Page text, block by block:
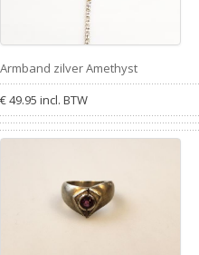
Armband zilver Amethyst
€ 49.95 incl. BTW